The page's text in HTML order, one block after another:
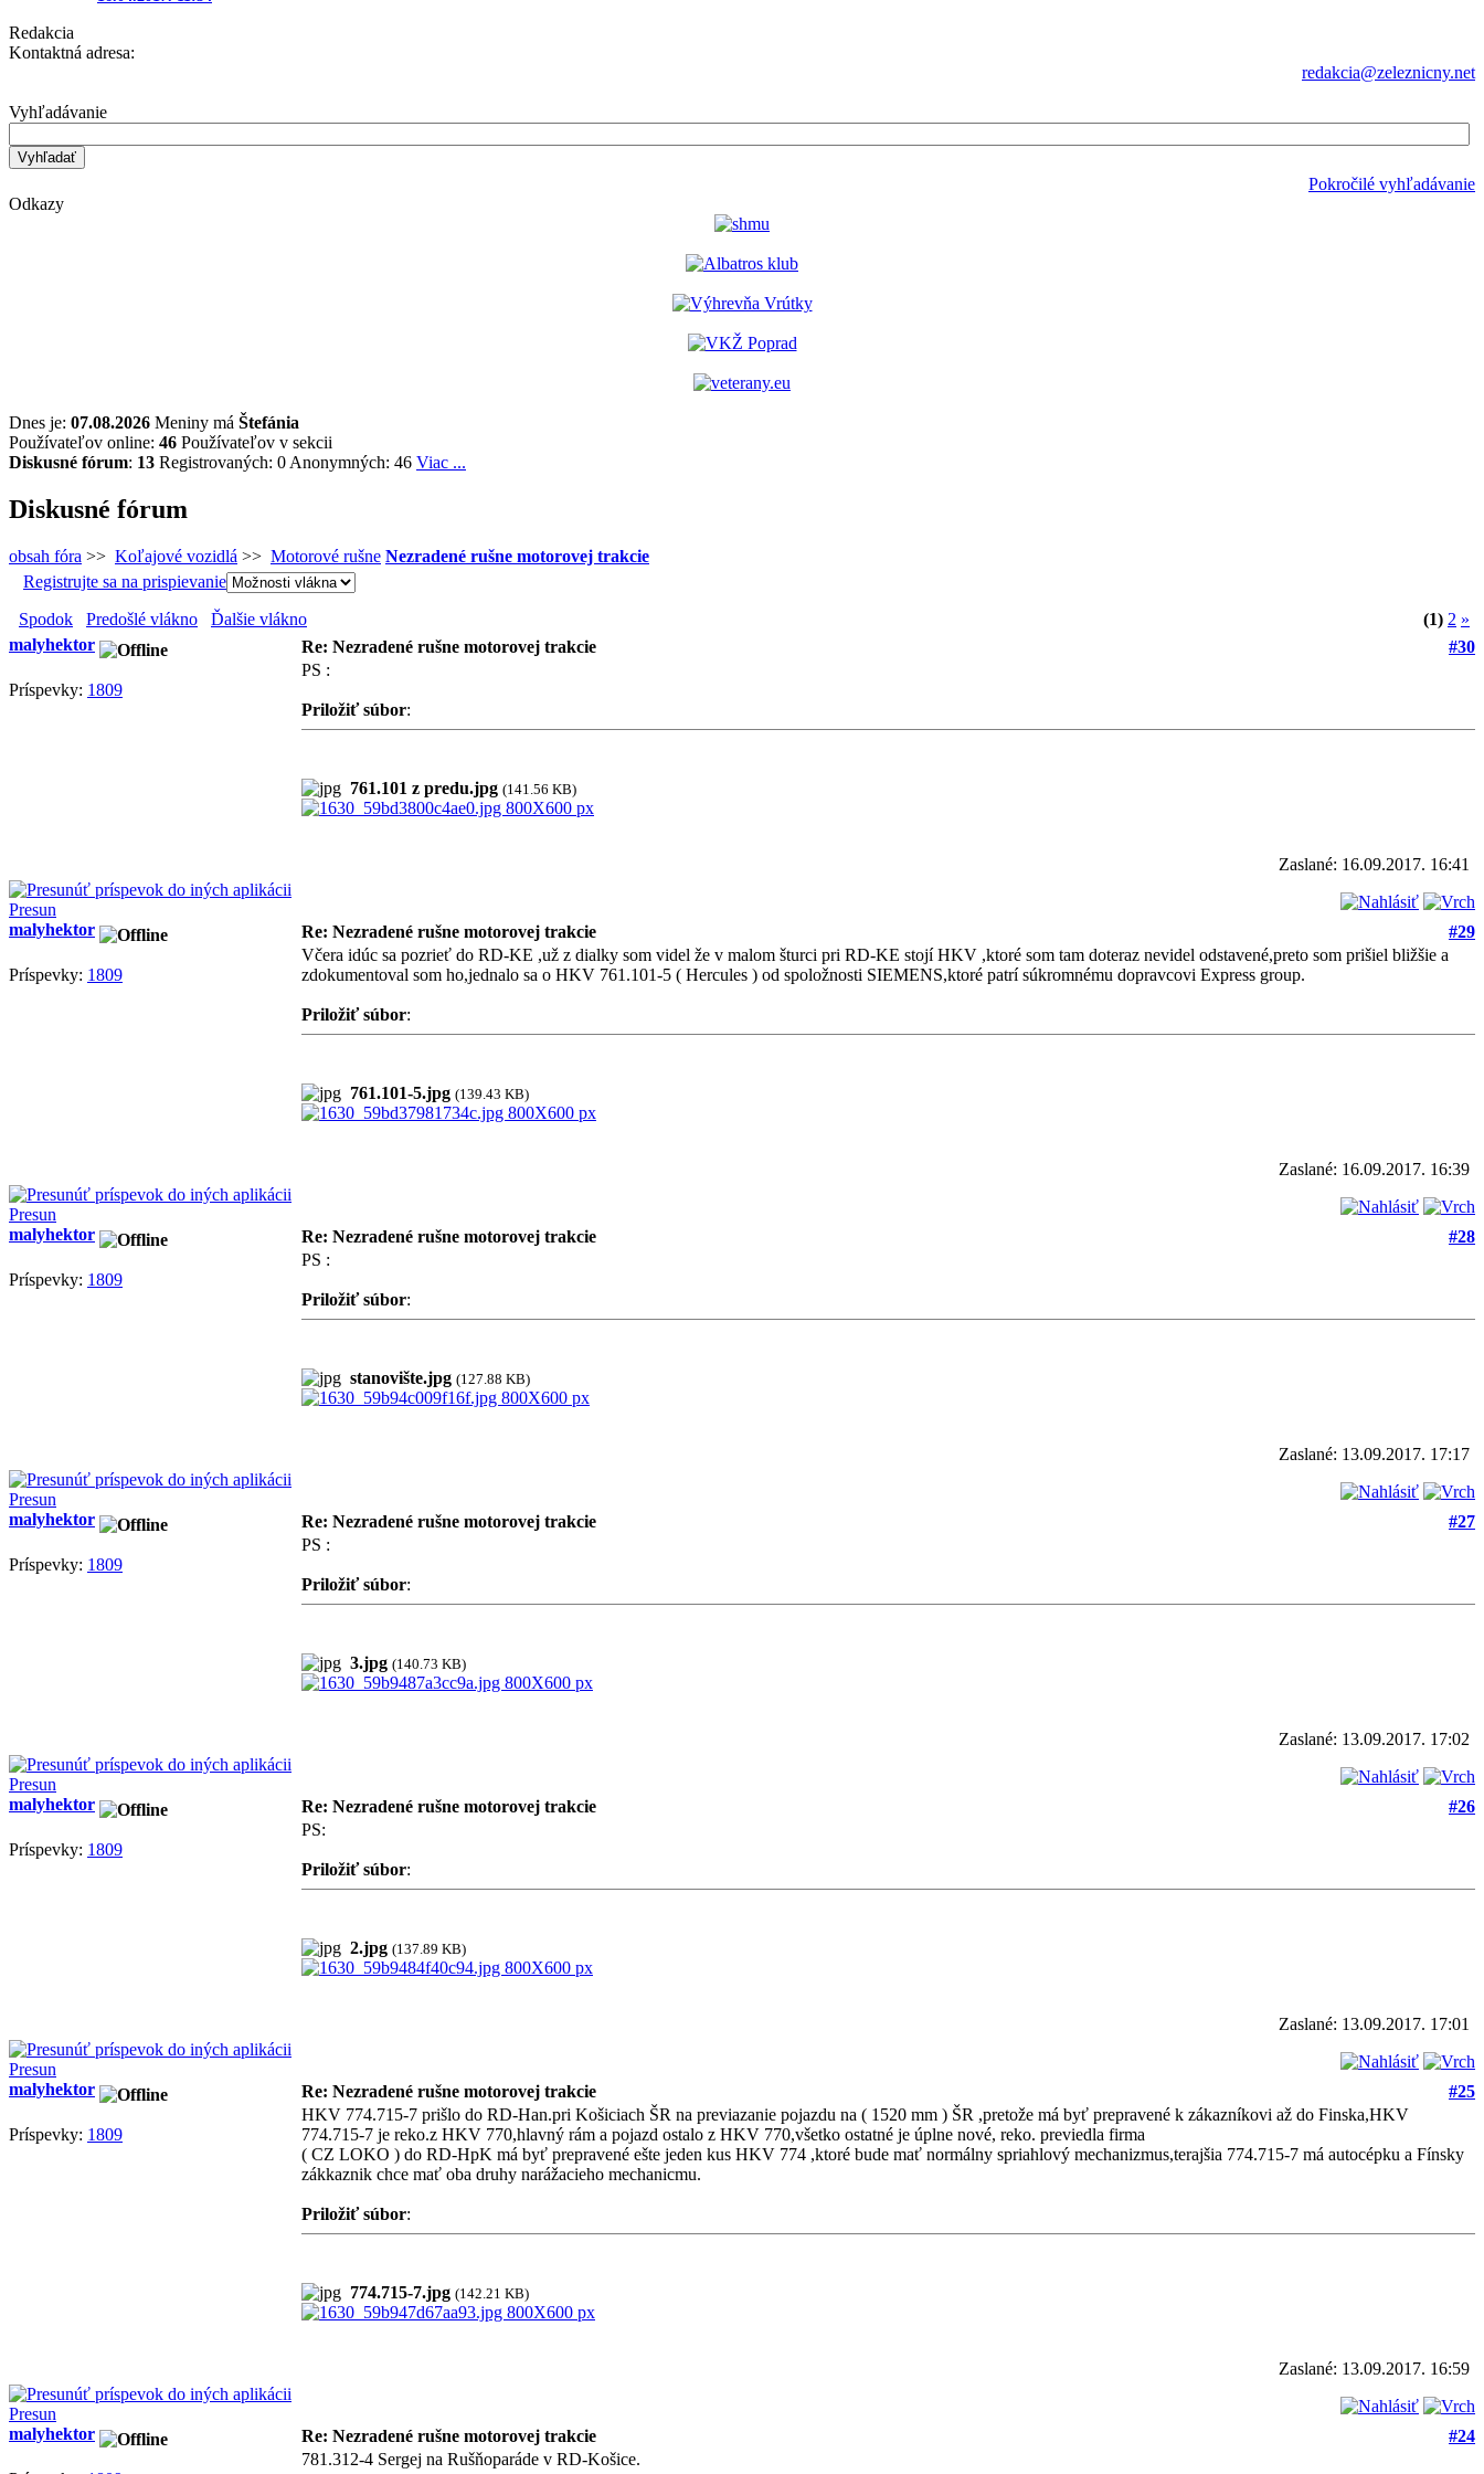
Redakcia
Kontaktná adresa:
redakcia@zeleznicny.net
Vyhľadávanie
Pokročilé vyhľadávanie
Odkazy
Dnes je: 07.08.2026 Meniny má Štefánia
Používateľov online: 46 Používateľov v sekcii
Diskusné fórum: 13 Registrovaných: 0 Anonymných: 46 Viac ...
Diskusné fórum
obsah fóra >> Koľajové vozidlá >> Motorové rušne Nezradené rušne motorovej trakcie
Registrujte sa na prispievanie
(1) 2 »
Spodok Predošlé vlákno
Ďalšie vlákno
malyhektor
Re: Nezradené rušne motorovej trakcie #30
Príspevky: 1809
PS :
Priložiť súbor:
761.101 z predu.jpg (141.56 KB)
Zaslané: 16.09.2017. 16:41
Presun
malyhektor
Re: Nezradené rušne motorovej trakcie #29
Príspevky: 1809
Včera idúc sa pozrieť do RD-KE ,už z dialky som videl že v malom šturci pri RD-KE stojí HKV ,ktoré som tam doteraz nevidel odstavené,preto som prišiel bližšie a
zdokumentoval som ho,jednalo sa o HKV 761.101-5 ( Hercules ) od spoložnosti SIEMENS,ktoré patrí súkromnému dopravcovi Express group.
Priložiť súbor:
761.101-5.jpg (139.43 KB)
Zaslané: 16.09.2017. 16:39
Presun
malyhektor
Re: Nezradené rušne motorovej trakcie #28
Príspevky: 1809
PS :
Priložiť súbor:
stanovište.jpg (127.88 KB)
Zaslané: 13.09.2017. 17:17
Presun
malyhektor
Re: Nezradené rušne motorovej trakcie #27
Príspevky: 1809
PS :
Priložiť súbor:
3.jpg (140.73 KB)
Zaslané: 13.09.2017. 17:02
Presun
malyhektor
Re: Nezradené rušne motorovej trakcie #26
Príspevky: 1809
PS:
Priložiť súbor:
2.jpg (137.89 KB)
Zaslané: 13.09.2017. 17:01
Presun
malyhektor
Re: Nezradené rušne motorovej trakcie #25
Príspevky: 1809
HKV 774.715-7 prišlo do RD-Han.pri Košiciach ŠR na previazanie pojazdu na ( 1520 mm ) ŠR ,pretože má byť prepravené k zákazníkovi až do Finska,HKV
774.715-7 je reko.z HKV 770,hlavný rám a pojazd ostalo z HKV 770,všetko ostatné je úplne nové, reko. previedla firma
( CZ LOKO ) do RD-HpK má byť prepravené ešte jeden kus HKV 774 ,ktoré bude mať normálny spriahlový mechanizmus,terajšia 774.715-7 má autocépku a Fínsky
zákkaznik chce mať oba druhy narážacieho mechanicmu.
Priložiť súbor:
774.715-7.jpg (142.21 KB)
Zaslané: 13.09.2017. 16:59
Presun
malyhektor
Re: Nezradené rušne motorovej trakcie #24
781.312-4 Sergej na Rušňoparáde v RD-Košice.